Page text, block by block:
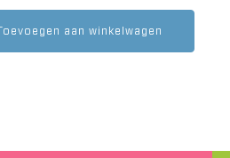
Toevoegen aan winkelwagen